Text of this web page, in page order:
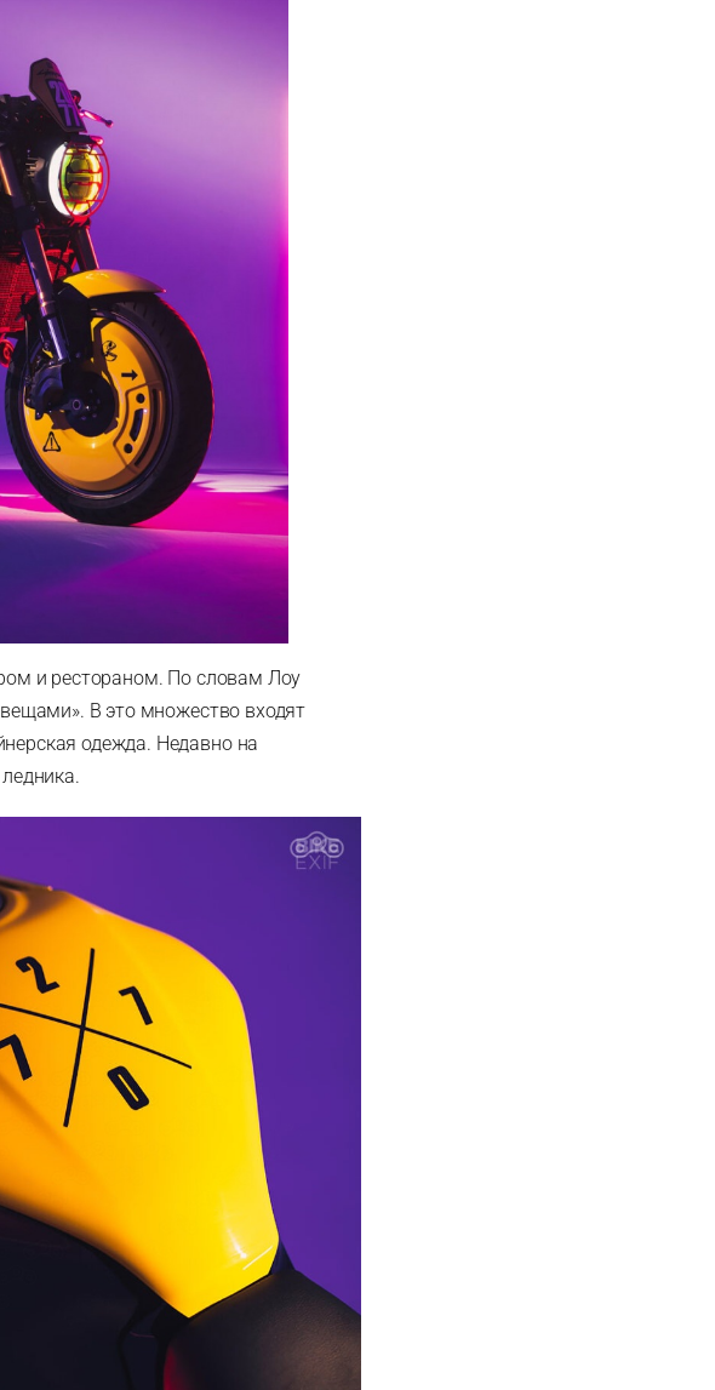
и рестораном. По словам Лоу
В это множество входят
одежда. Недавно на